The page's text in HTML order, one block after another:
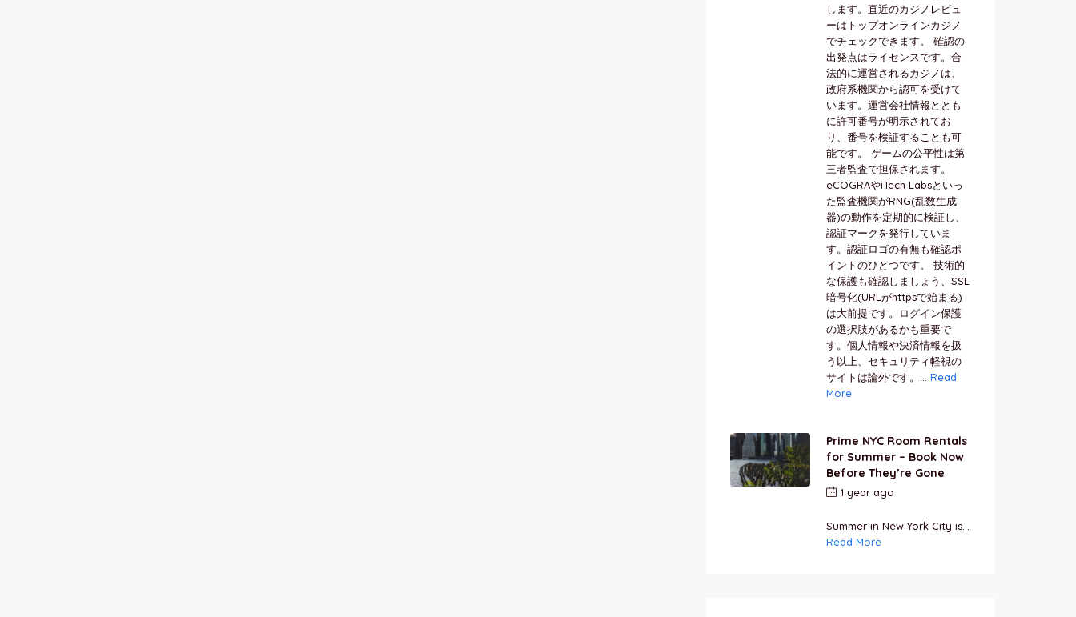
します。直近のカジノレビュ
ーはトップオンラインカジノ
でチェックできます。 確認の
出発点はライセンスです。合
法的に運営されるカジノは、
政府系機関から認可を受けて
います。運営会社情報ととも
に許可番号が明示されてお
り、番号を検証することも可
能です。 ゲームの公平性は第
三者監査で担保されます。
eCOGRAやiTech Labsといっ
た監査機関がRNG(乱数生成
器)の動作を定期的に検証し、
認証マークを発行していま
す。認証ロゴの有無も確認ポ
イントのひとつです。 技術的
な保護も確認しましょう、SSL
暗号化(URLがhttpsで始まる)
は大前提です。ログイン保護
の選択肢があるかも重要で
す。個人情報や決済情報を扱
う以上、セキュリティ軽視の
サイトは論外です。... Read
More
Prime NYC Room Rentals
for Summer – Book Now
Before They’re Gone
1 year ago
Summer in New York City is...
Read More